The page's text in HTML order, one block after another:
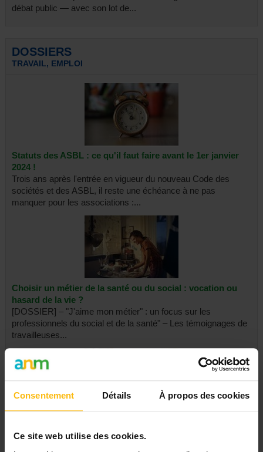
Consentement Détails À propos des cookies
Ce site web utilise des cookies.
débat public — avec son lot de...
DOSSIERS
TRAVAIL, EMPLOI
Statuts des ASBL : ce qu'il faut faire avant le 1er janvier
2024 !
Trois ans après l'entrée en vigueur du nouveau Code des
sociétés et des ASBL, il reste une échéance à ne pas
manquer pour les associations :...
Choisir un métier de la santé ou du social : vocation ou
hasard de la vie ?
[DOSSIER] – "J'aime mon métier" : un focus sur les
professionnels du social et de la santé" – Les témoignages de
travailleuses...
[DOSSIER] – Négociations pour le non marchand : Pierre-